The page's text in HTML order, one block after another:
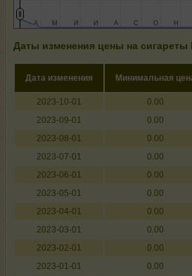
А
А М
М ИИ ИИ А
А С
С О
О НН
Даты изменения цены на сигареты
Дата изменения Минимальная
2023-10-01 0.00
2023-09-01
0.00
2023-08-01
0.00
2023-07-01
0.00
2023-06-01
0.00
2023-05-01
0.00
2023-04-01
0.00
2023-03-01
0.00
2023-02-01
0.00
2023-01-01
0.00